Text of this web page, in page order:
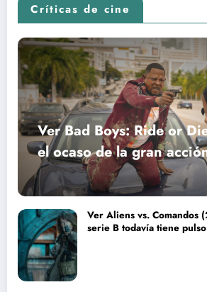
Críticas de cine
Ver Bad Boys: Ride or
el ocaso de la gran
Ver Aliens vs. Comandos
serie B todavía tiene pulso